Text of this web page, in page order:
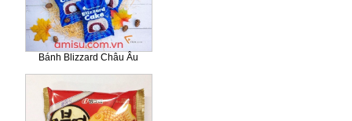
Bánh Blizzard Châu Âu